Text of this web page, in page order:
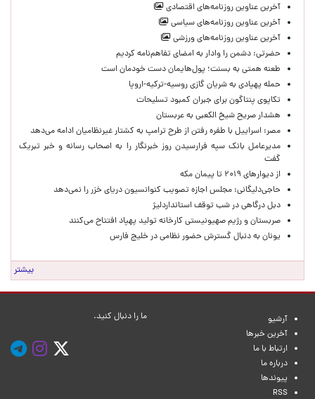
آخرین عناوین روزنامه‌های اقتصادی
آخرین عناوین روزنامه‌های سیاسی
آخرین عناوین روزنامه‌های ورزشی
حضرتی: دشمن را وادار به امضای تفاهم‌نامه کردیم
طعنه همتی به بسنت؛ پول‌هایمان دست خودمان است
حمله پهپادی به شریان گازی روسیه-ترکیه-اروپا
تکاپوی پنتاگون برای جبران کمبود تسلیحات
هشدار صریح شیخ الکعبی به عربستان
مصر: اسراییل با طفره رفتن از طرح ترامپ به کشتار غیرنظامیان ادامه می‌دهد
مدیرعامل بانک سپه فرارسیدن روز خبرنگار را به اصحاب رسانه و خبر تبریک
گفت
از دیوارهای ۲۰۱۹ تا پیمان مکه
حاجی‌دلیگانی: مجلس اجازه تصویب کنوانسیون دریای خزر را نمی‌دهد
دبل درگاهی در شب توقف استانداردلیژ
صربستان و رژیم صهیونیستی کارخانه تولید پهپاد افتتاح می‌کنند
یونان به دنبال گسترش حضور نظامی در خلیج فارس
بیشتر
آرشیو
آخرین خبرها
ارتباط با ما
درباره ما
پیوندها
RSS
ما را دنبال کنید.